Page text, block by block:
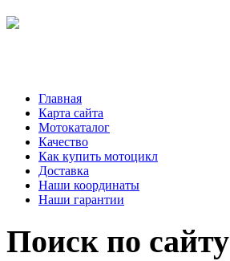
Главная
Карта сайта
Мотокаталог
Качество
Как купить мотоцикл
Доставка
Наши координаты
Наши гарантии
Поиск по сайту